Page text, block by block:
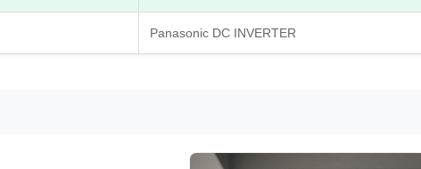
Panasonic DC INVERTER